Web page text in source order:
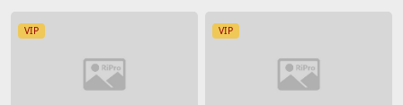
VIP VIP